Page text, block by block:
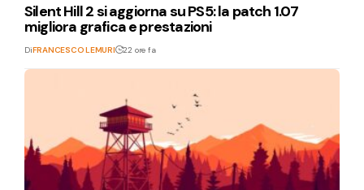
Silent Hill 2 si aggiorna su PS5: la patch 1.07
migliora grafica e prestazioni
DiFRANCESCO LEMURI 22 ore fa